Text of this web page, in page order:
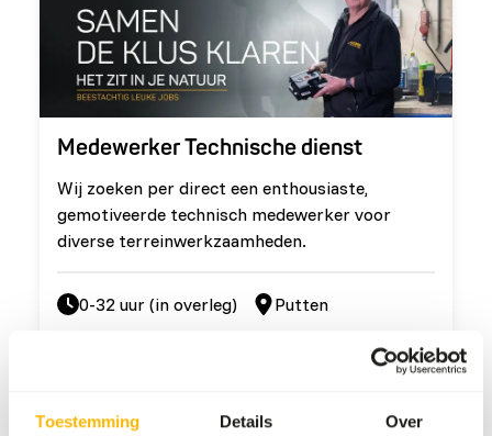
Toestemming Details Over
Medewerker Technische dienst
Wij zoeken per direct een enthousiaste,
gemotiveerde technisch medewerker voor
diverse terreinwerkzaamheden.
0-32 uur (in overleg)
Putten